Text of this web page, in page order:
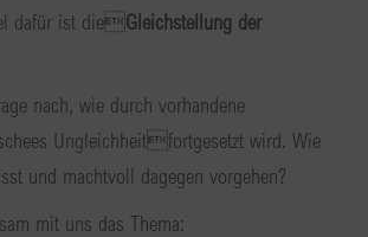
dafür ist dieGleichstellung der
nach, wie durch vorhandene
Ungleichheitfortgesetzt wird. Wie
und machtvoll dagegen vorgehen?
mit uns das Thema: